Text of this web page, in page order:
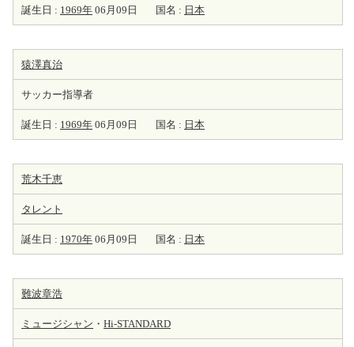
誕生日 : 1969年 06月09日 国名 : 日本
猿澤真治
サッカー指導者
誕生日 : 1969年 06月09日 国名 : 日本
荒木千恵
タレント
誕生日 : 1970年 06月09日 国名 : 日本
難波章浩
ミュージシャン ・ Hi-STANDARD